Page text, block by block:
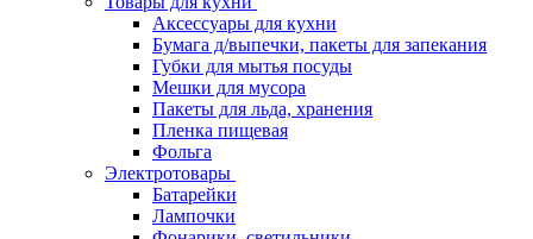
Аксессуары для кухни
Бумага д/выпечки, пакеты для запекания
Губки для мытья посуды
Мешки для мусора
Пакеты для льда, хранения
Пленка пищевая
Фольга
Электротовары
Батарейки
Лампочки